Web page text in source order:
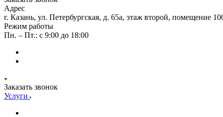
Адрес
г. Казань, ул. Петербургская, д. 65а, этаж второй, помещение
Режим работы
Пн. – Пт.: с 9:00 до 18:00
Заказать звонок
Услуги